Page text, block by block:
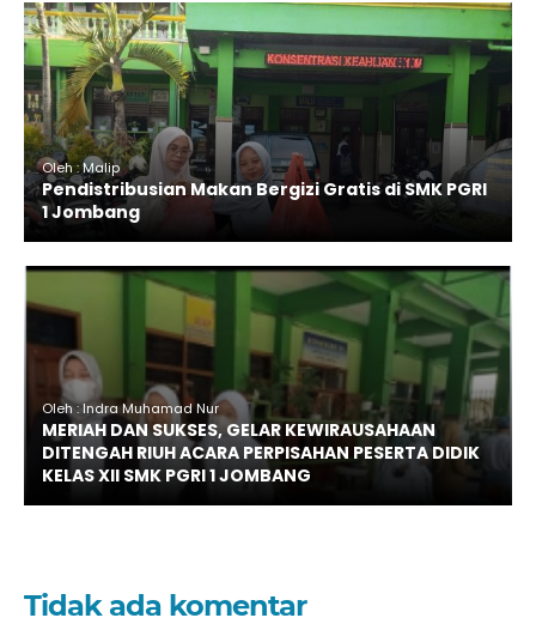
Oleh : Malip
Pendistribusian Makan Bergizi Gratis di SMK PGRI
1 Jombang
Oleh : Indra Muhamad Nur
MERIAH DAN SUKSES, GELAR KEWIRAUSAHAAN
DITENGAH RIUH ACARA PERPISAHAN PESERTA DIDIK
KELAS XII SMK PGRI 1 JOMBANG
Tidak ada komentar